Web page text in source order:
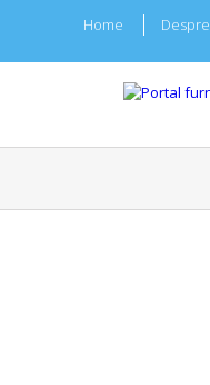
Home Despre